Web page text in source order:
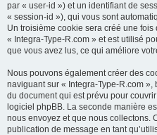
par « user-id ») et un identifiant de
« session-id »), qui vous sont
Un troisième cookie sera créé une
« Integra-Type-R.com » et est utilisé
que vous avez lus, ce qui améliore
Nous pouvons également créer des
naviguant sur « Integra-Type-R.com
du document qui est prévu pour
logiciel phpBB. La seconde manière
nous envoyez et que nous collectons.
publication de message en tant